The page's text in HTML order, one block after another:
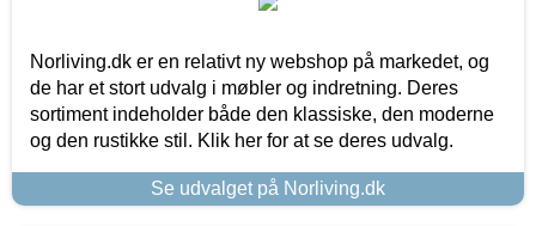
Norliving.dk er en relativt ny webshop på markedet, og
de har et stort udvalg i møbler og indretning. Deres
sortiment indeholder både den klassiske, den moderne
og den rustikke stil. Klik her for at se deres udvalg.
Se udvalget på Norliving.dk